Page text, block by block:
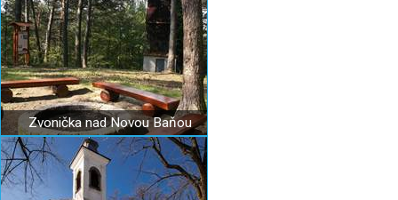
Zvonička nad Novou Baňou